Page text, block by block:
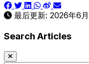
最后更新: 2026年6
Search Articles